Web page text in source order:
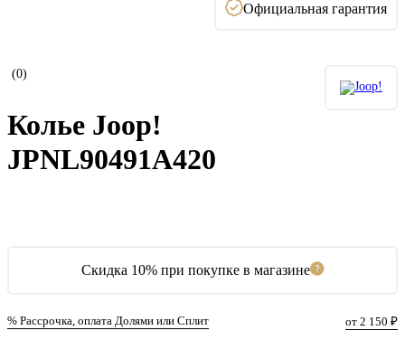
Официальная гарантия
(0)
Скидка 10% при покупке в магазине
% Рассрочка, оплата Долями или Сплит от 2 150 ₽
Колье Joop!
JPNL90491A420